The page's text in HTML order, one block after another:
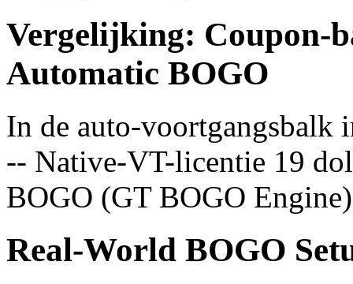
Vergelijking: Coupon-
Automatic BOGO
In de auto-voortgangsbalk
-- Native-VT-licentie 19
BOGO (GT BOGO Engine)
Real-World BOGO